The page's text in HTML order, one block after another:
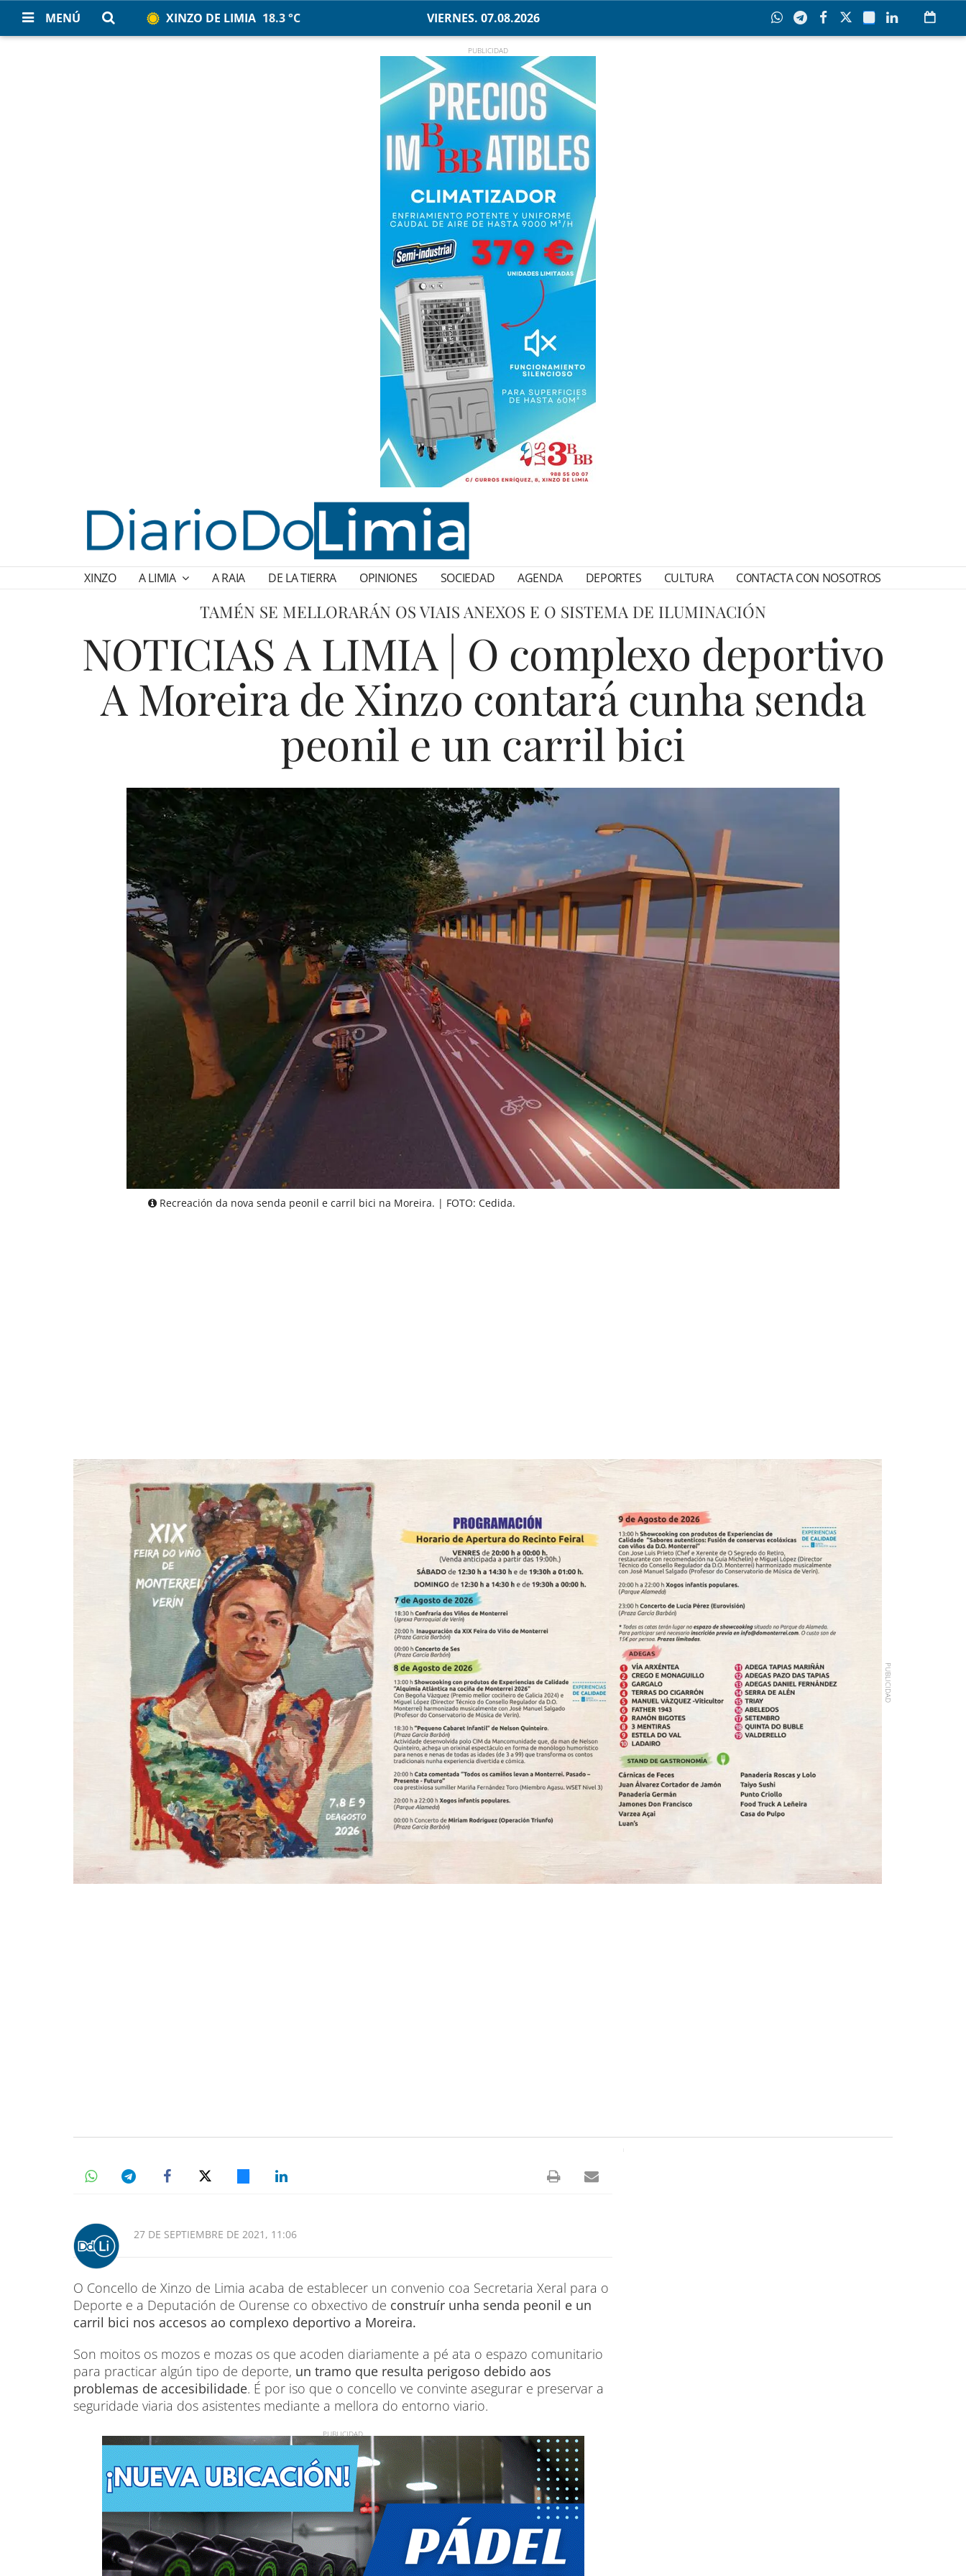
MENÚ XINZO DE LIMIA 18.3 °C VIERNES. 07.08.2026
XINZO A LIMIA A RAIA DE LA TIERRA OPINIONES SOCIEDAD AGENDA DEPORTES CULTURA CONTACTA CON NOSOTROS
TAMÉN SE MELLORARÁN OS VIAIS ANEXOS E O SISTEMA DE ILUMINACIÓN
NOTICIAS A LIMIA | O complexo deportivo
A Moreira de Xinzo contará cunha senda
peonil e un carril bici
Recreación da nova senda peonil e carril bici na Moreira. | FOTO: Cedida.
27 DE SEPTIEMBRE DE 2021, 11:06
O Concello de Xinzo de Limia acaba de establecer un convenio coa Secretaria Xeral para o
Deporte e a Deputación de Ourense co obxectivo de construír unha senda peonil e un
carril bici nos accesos ao complexo deportivo a Moreira.
Son moitos os mozos e mozas os que acoden diariamente a pé ata o espazo comunitario
para practicar algún tipo de deporte, un tramo que resulta perigoso debido aos
problemas de accesibilidade. É por iso que o concello ve convinte asegurar e preservar a
seguridade viaria dos asistentes mediante a mellora do entorno viario.